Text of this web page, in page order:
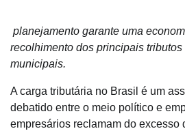
planejamento garante uma
recolhimento dos principais
municipais.
A carga tributária no Brasil é um
debatido entre o meio político e
empresários reclamam do excesso